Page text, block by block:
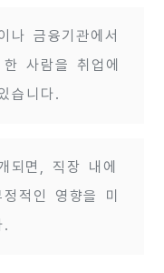
나 금융기관에서
사람을 취업에
습니다.
되면, 직장 내에
적인 영향을 미
.